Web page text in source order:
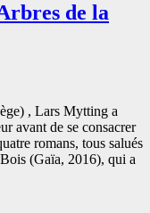
de la
, Lars Mytting a
avant de se consacrer
romans, tous salués
(Gaïa, 2016), qui a